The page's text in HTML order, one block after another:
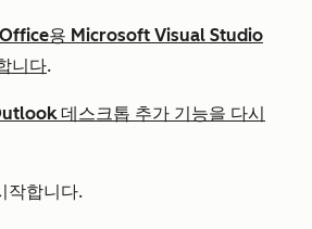
Office용 Microsoft Visual Studio
니다.
데스크톱 추가 기능을 다시
작합니다.